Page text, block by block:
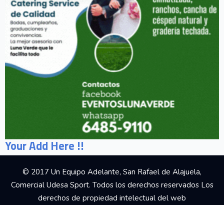
Your Add Here !!
© 2017 Un Equipo Adelante, San Rafael de Alajuela,
Comercial Udesa Sport. Todos los derechos reservados Los
derechos de propiedad intelectual del web